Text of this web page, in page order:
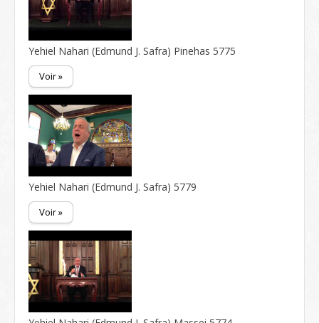
Yehiel Nahari (Edmund J. Safra) Pinehas 5775
Voir »
Yehiel Nahari (Edmund J. Safra) 5779
Voir »